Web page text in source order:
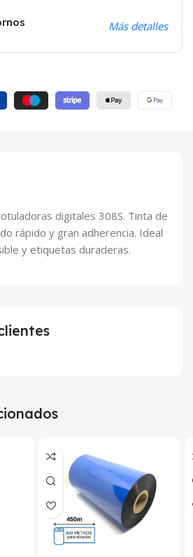
Más detalles
digitales 308S. Tinta de
rápido y gran adherencia. Ideal
y etiquetas duraderas.